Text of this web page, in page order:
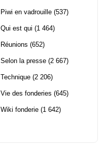
Piwi en vadrouille (537)
Qui est qui (1 464)
Réunions (652)
Selon la presse (2 667)
Technique (2 206)
Vie des fonderies (645)
Wiki fonderie (1 642)